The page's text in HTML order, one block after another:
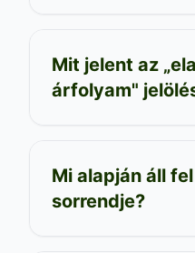
Mit jelent az
árfolyam"
Mi alapján áll
sorrendje?